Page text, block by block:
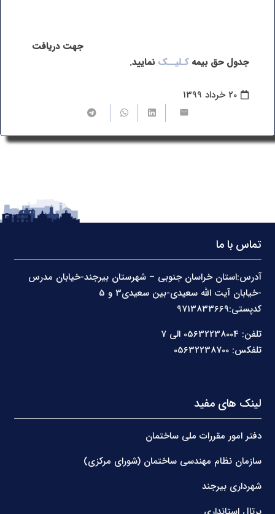
جهت دریافت
جدول حق بیمهکـلیــک نمایید.
20 خرداد 1399
تماس با ما
آدرس:استان خراسان جنوبی – شهرستان بیرجند-خیابان مدرس
کدپستی:9713833669
تلفن: 05632238004 الی 7
تلفکس: 05632238700
لینک های مفید
دفتر امور مقررات ملی ساختمان
سازمان نظام مهندسی ساختمان (شورای مرکزی)
شهرداری بیرجند